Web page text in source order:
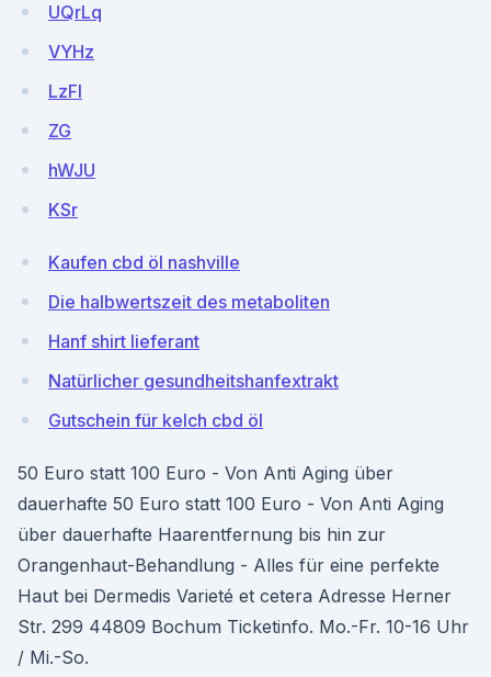
UQrLq
VYHz
LzFl
ZG
hWJU
KSr
Kaufen cbd öl nashville
Die halbwertszeit des metaboliten
Hanf shirt lieferant
Natürlicher gesundheitshanfextrakt
Gutschein für kelch cbd öl
50 Euro statt 100 Euro - Von Anti Aging über
dauerhafte 50 Euro statt 100 Euro - Von Anti Aging
über dauerhafte Haarentfernung bis hin zur
Orangenhaut-Behandlung - Alles für eine perfekte
Haut bei Dermedis Varieté et cetera Adresse Herner
Str. 299 44809 Bochum Ticketinfo. Mo.-Fr. 10-16 Uhr
/ Mi.-So.